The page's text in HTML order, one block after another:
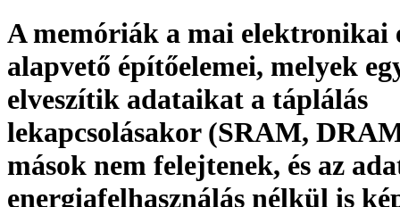
A memóriák a mai elektronikai
alapvető építőelemei, melyek
elveszítik adataikat a táplálás
lekapcsolásakor (SRAM,
mások nem felejtenek, és az
energiafelhasználás nélkül is